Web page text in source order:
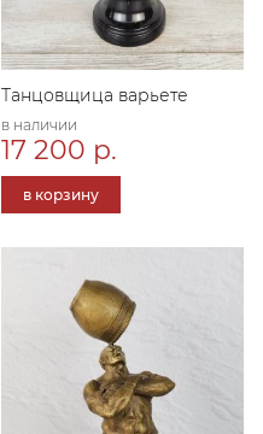
Танцовщица варьете
в наличии
17 200 р.
в корзину